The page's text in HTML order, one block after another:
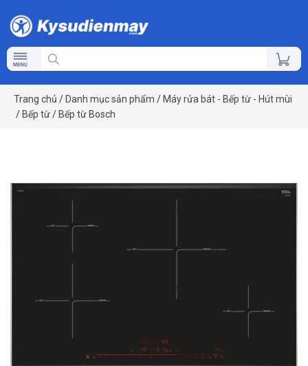
Trang chủ / Danh mục sản phẩm / Máy rửa bát - Bếp từ - Hút mùi
/ Bếp từ/ Bếp từ Bosch